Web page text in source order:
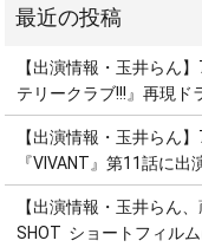
【出演情報・玉井らん
テリークラブ!!!』再現ド
【出演情報・玉井らん
『VIVANT』第11話に出
【出演情報・玉井らん
SHOT ショートフィルム